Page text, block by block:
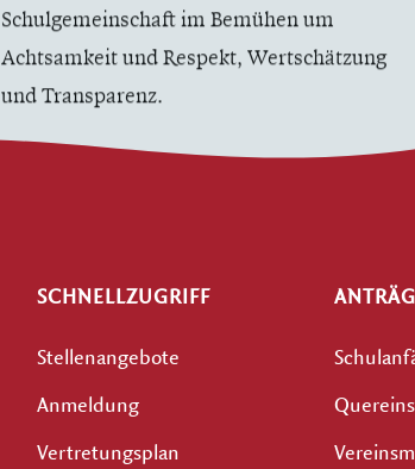
Schulgemeinschaft im Bemühen um
Achtsamkeit und Respekt, Wertschätzung
und Transparenz.
SCHNELLZUGRIFF
Stellenangebote
Anmeldung
Vertretungsplan